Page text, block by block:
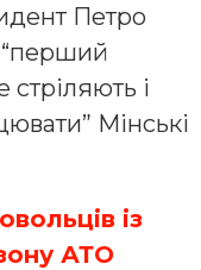
Петро
і
Мінські
із
АТО